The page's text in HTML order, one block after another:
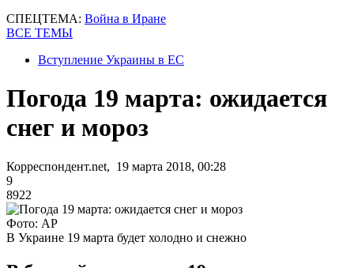
СПЕЦТЕМА: Война в Иране
ВСЕ ТЕМЫ
Вступление Украины в ЕС
Погода 19 марта: ожидается
снег и мороз
Корреспондент.net, 19 марта 2018, 00:28
9
8922
Фото: АР
В Украине 19 марта будет холодно и снежно